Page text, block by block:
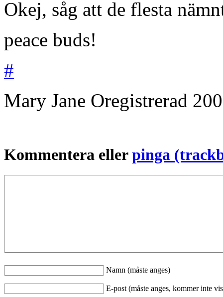
Okej, såg att de flesta
peace buds!
#
Mary Jane Oregistrerad
Kommentera ellerpinga
Namn (måste anges)
E-post (måste anges, kommer inte